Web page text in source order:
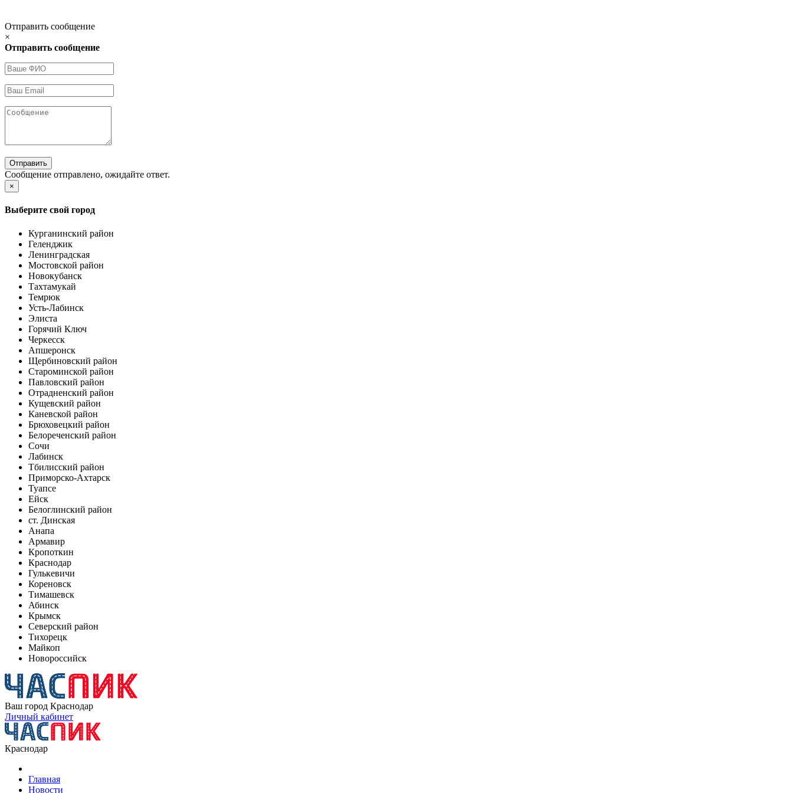
Отправить сообщение
×
Отправить сообщение
Отправить
Сообщение отправлено, ожидайте ответ.
×
Выберите свой город
Курганинский район
Геленджик
Ленинградская
Мостовской район
Новокубанск
Тахтамукай
Темрюк
Усть-Лабинск
Элиста
Горячий Ключ
Черкесск
Апшеронск
Щербиновский район
Староминской район
Павловский район
Отрадненский район
Кущевский район
Каневской район
Брюховецкий район
Белореченский район
Сочи
Лабинск
Тбилисский район
Приморско-Ахтарск
Туапсе
Ейск
Белоглинский район
ст. Динская
Анапа
Армавир
Кропоткин
Краснодар
Гулькевичи
Кореновск
Тимашевск
Абинск
Крымск
Северский район
Тихорецк
Майкоп
Новороссийск
Ваш город Краснодар
Личный кабинет
Краснодар
Главная
Новости